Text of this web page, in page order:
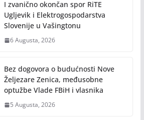
I zvanično okončan spor RiTE
Ugljevik i Elektrogospodarstva
Slovenije u Vašingtonu
6 Augusta, 2026
Bez dogovora o budućnosti Nove
Željezare Zenica, međusobne
optužbe Vlade FBiH i vlasnika
5 Augusta, 2026